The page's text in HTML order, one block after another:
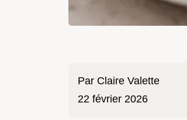
Par Claire Valette
22 février 2026